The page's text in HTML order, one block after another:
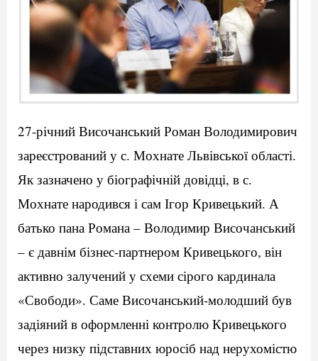
27-річний Височанський Роман Володимирович
зареєстрований у с. Мохнате Львівської області.
Як зазначено у біографічній довідці, в с.
Мохнате народився і сам Ігор Кривецький. А
батько пана Романа – Володимир Височанський
– є давнім бізнес-партнером Кривецького, він
активно залучений у схеми сірого кардинала
«Свободи». Саме Височанський-молодший був
задіяний в оформленні контролю Кривецького
через низку підставних юросіб над нерухомістю